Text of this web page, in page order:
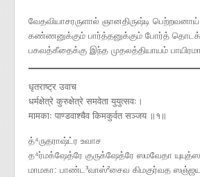
வேதவியாசரருளால் ஞானதிருஷ்டி
கண்ணனுக்கும் பார்த்தனுக்கும் போர்த்
பகவத்கீதைக்கு இந்த முதலத்தியாயம்
धृतराष्ट्र उवाच
धर्मक्षेत्रे कुरुक्षेत्रे समवेता युयुत्सवः।
मामकाः पाण्डवाश्चैव किमकुर्वत सञ्जय ॥१॥
த்⁴ருதராஷ்ட்ர உவாச
த⁴ர்மக்ஷேத்ரே குருக்ஷேத்ரே ஸமவேதா
மாமகா​: பாண்ட³வாஸ்²சைவ கிமகுர்வத ஸஞ்ஜய